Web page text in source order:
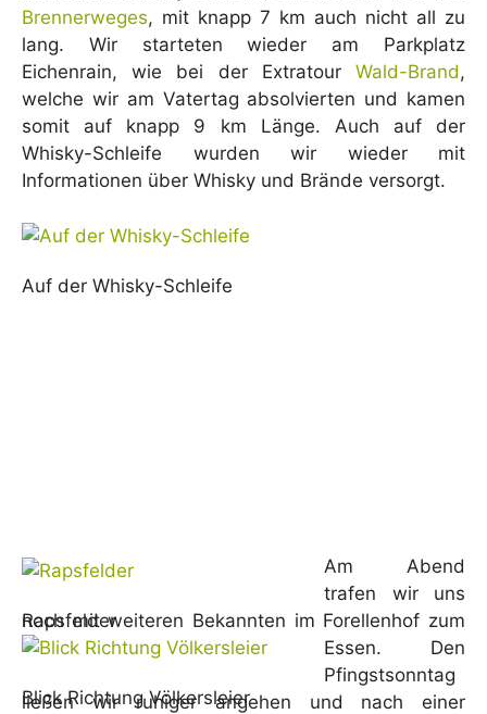
Brennerweges, mit knapp 7 km auch nicht all zu
lang. Wir starteten wieder am Parkplatz
Eichenrain, wie bei der Extratour Wald-Brand,
welche wir am Vatertag absolvierten und kamen
somit auf knapp 9 km Länge. Auch auf der
Whisky-Schleife wurden wir wieder mit
Informationen über Whisky und Brände versorgt.
Auf der Whisky-Schleife
Rapsfelder
Blick Richtung Völkersleier
Am Abend
trafen wir uns
noch mit weiteren Bekannten im Forellenhof zum
Essen. Den
Pfingstsonntag
ließen wir ruhiger angehen und nach einer